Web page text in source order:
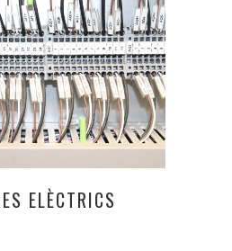
ELÈCTRICS